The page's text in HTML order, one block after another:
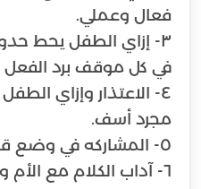
٣- إزاي الطفل يحط
٤- الاعتذار وإزاي